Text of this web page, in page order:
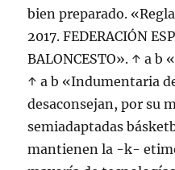
bien preparado.
2017. FEDERACIÓN
BALONCESTO». ↑ a b
↑ a b «Indumentaria
desaconsejan, por su
semiadaptadas
mantienen la -k-